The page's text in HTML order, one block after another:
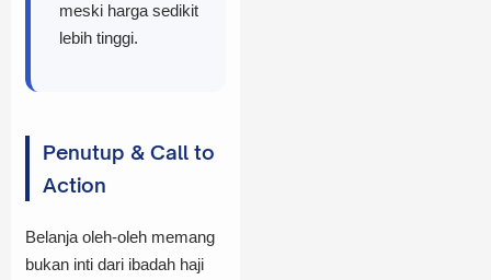
meski harga sedikit
lebih tinggi.
Penutup & Call to
Action
Belanja oleh-oleh memang
bukan inti dari ibadah haji